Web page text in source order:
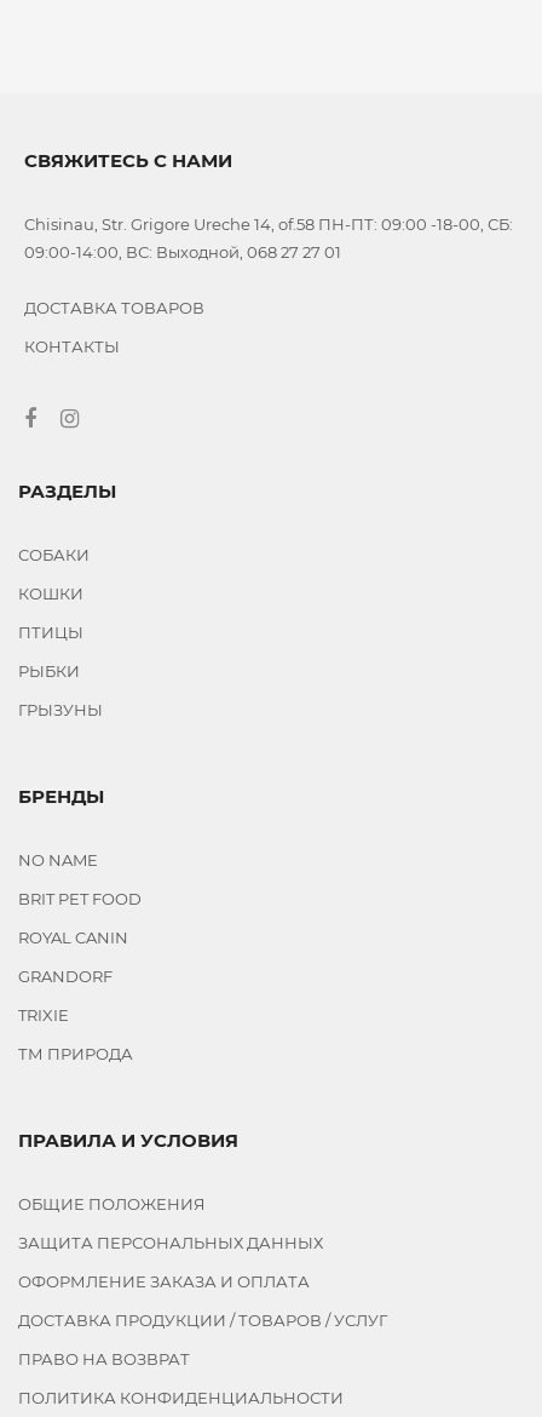
СВЯЖИТЕСЬ С НАМИ
Chisinau, Str. Grigore Ureche 14, of.58 ПН-ПТ: 09:00 -18-00, СБ:
09:00-14:00, ВС: Выходной, 068 27 27 01
ДОСТАВКА ТОВАРОВ
КОНТАКТЫ
РАЗДЕЛЫ
СОБАКИ
КОШКИ
ПТИЦЫ
РЫБКИ
ГРЫЗУНЫ
БРЕНДЫ
NO NAME
BRIT PET FOOD
ROYAL CANIN
GRANDORF
TRIXIE
ТМ ПРИРОДА
ПРАВИЛА И УСЛОВИЯ
ОБЩИЕ ПОЛОЖЕНИЯ
ЗАЩИТА ПЕРСОНАЛЬНЫХ ДАННЫХ
ОФОРМЛЕНИЕ ЗАКАЗА И ОПЛАТА
ДОСТАВКА ПРОДУКЦИИ / ТОВАРОВ / УСЛУГ
ПРАВО НА ВОЗВРАТ
ПОЛИТИКА КОНФИДЕНЦИАЛЬНОСТИ